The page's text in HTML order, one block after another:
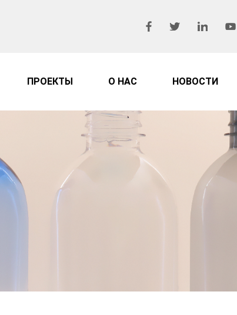
ПРОЕКТЫ О НАС НОВОСТИ